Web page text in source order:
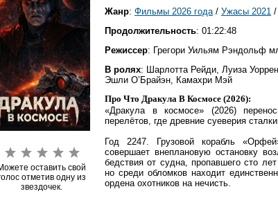
оставить свой
отметив одну из
звездочек.
Жанр: Фильмы 2026 года/ Ужасы 2021 /
Продолжительность: 01:22:48
Режиссер: Грегори Уильям Рэндольф
В ролях: Шарлотта Рейди, Луиза
Эшли О’Брайэн, Камахри Мэй
Про Что Дракула В Космосе (2026):
«Дракула в космосе» (2026)
перелётов, где древние суеверия
Год 2247. Грузовой корабль
совершает внеплановую остановку
бедствия от судна, пропавшего сто
но среди обломков находит
ордена охотников на нечисть.